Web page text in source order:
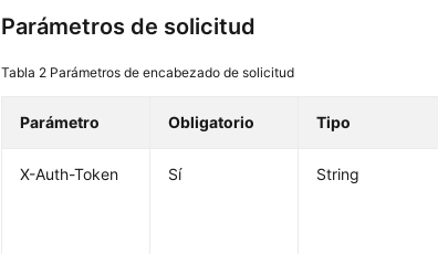
Parámetros de solicitud
Tabla 2 Parámetros de encabezado de solicitud
Parámetro Obligatorio Tipo
X-Auth-Token Sí String